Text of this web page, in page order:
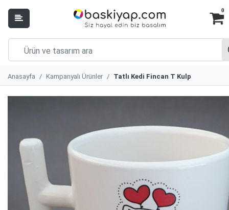
0
Anasayfa Kampanyalı Ürünler Tatlı Kedi Fincan T Kulp